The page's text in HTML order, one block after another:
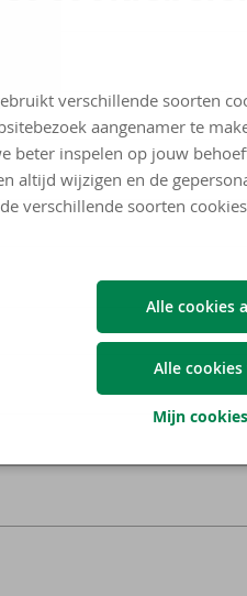
verschillende soorten
aangenamer te
beter inspelen op jouw
altijd wijzigen en de
verschillende soorten
Alle cookies
Alle cookies
Mijn